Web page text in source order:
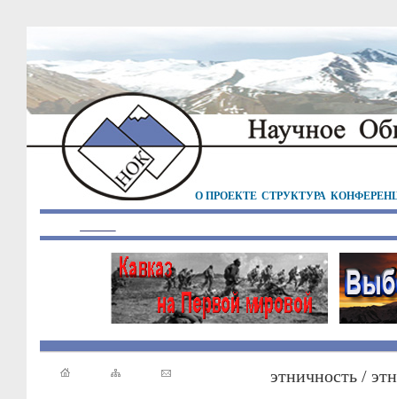
О ПРОЕКТЕ СТРУКТУРА
этничность /